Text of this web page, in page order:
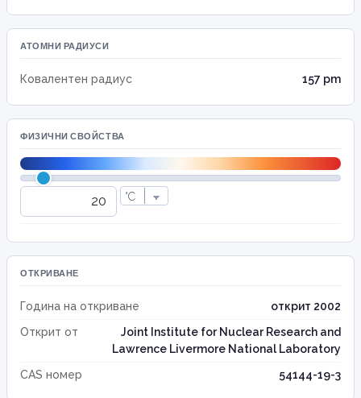
АТОМНИ РАДИУСИ
Ковалентен радиус 157 pm
ФИЗИЧНИ СВОЙСТВА
ОТКРИВАНЕ
Година на откриване
открит 2002
Открит от
Joint Institute for Nuclear Research and
Lawrence Livermore National Laboratory
CAS номер
54144-19-3